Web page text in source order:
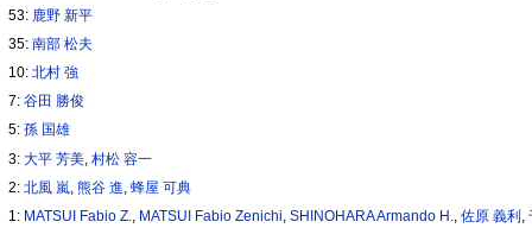
53: 鹿野 新平
35:南部 松夫
10:北村 強
7:谷田 勝俊
5:孫 国雄
3:大平 芳美 ,村松 容一
2:北風 嵐 ,熊谷 進 ,蜂屋 可典
1: MATSUI Fabio Z. MATSUI Fabio Zenichi ,SHINOHARA Armando H. ,佐原 義利 ,